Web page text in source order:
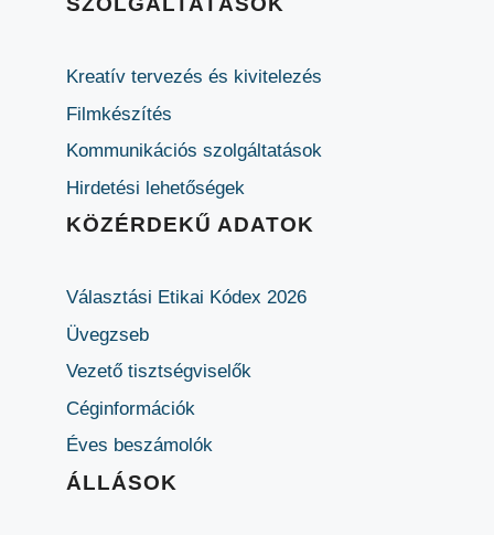
Kreatív tervezés és kivitelezés
Filmkészítés
Kommunikációs szolgáltatások
Hirdetési lehetőségek
KÖZÉRDEKŰ ADATOK
Választási Etikai Kódex 2026
Üvegzseb
Vezető tisztségviselők
Céginformációk
Éves beszámolók
ÁLLÁSOK